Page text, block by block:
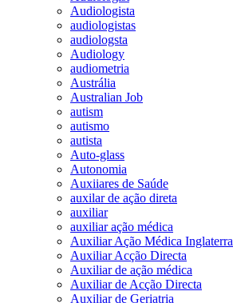
Audiologista
audiologistas
audiologsta
Audiology
audiometria
Austrália
Australian Job
autism
autismo
autista
Auto-glass
Autonomia
Auxiiares de Saúde
auxilar de ação direta
auxiliar
auxiliar ação médica
Auxiliar Ação Médica Inglaterra
Auxiliar Acção Directa
Auxiliar de ação médica
Auxiliar de Acção Directa
Auxiliar de Geriatria